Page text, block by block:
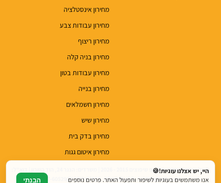
מחירון אינסטלציה
מחירון עבודות צבע
מחירון ריצוף
מחירון בניה קלה
מחירון עבודות בטון
מחירון בנייה
מחירון חשמלאים
מחירון שיש
מחירון בדק בית
מחירון איטום גגות
top.renovations.co.il@gmail.com | טלפון: 077-6052900
היי, יש אצלנו עוגיות!🍪
אנו משתמשים בעוגיות לשיפור ותפעול האתר. פרטים נוספים
הבנתי